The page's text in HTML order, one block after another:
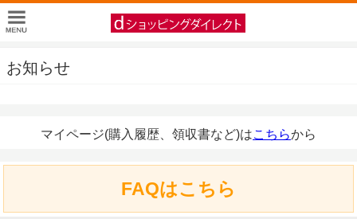
お知らせ
マイページ(購入履歴、領収書など)はこちらから
FAQはこちら